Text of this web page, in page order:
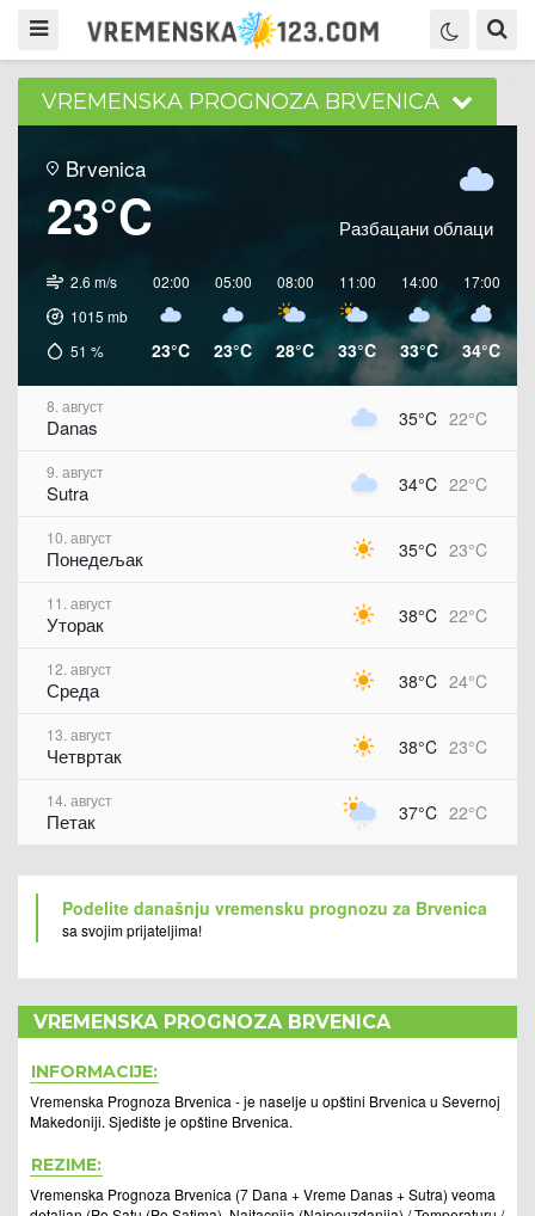
VREMENSKA PROGNOZA BRVENICA
Brvenica
23°C Разбацани облаци
2.6 m/s
1015 mb
51 %
02:00
23°C
05:00
23°C
08:00
28°C
11:00
33°C
14:00
33°C
17:00
34°C
8. август
Danas 35°C 22°C
9. август
Sutra 34°C 22°C
10. август
Понедељак 35°C 23°C
11. август
Уторак 38°C 22°C
12. август
Среда 38°C 24°C
13. август
Четвртак 38°C 23°C
14. август
Петак 37°C 22°C
Podelite današnju vremensku prognozu za Brvenica
sa svojim prijateljima!
VREMENSKA PROGNOZA BRVENICA
INFORMACIJE:
Vremenska Prognoza Brvenica - je naselje u opštini Brvenica u Severnoj
Makedoniji. Sjedište je opštine Brvenica.
REZIME:
Vremenska Prognoza Brvenica (7 Dana + Vreme Danas + Sutra) veoma